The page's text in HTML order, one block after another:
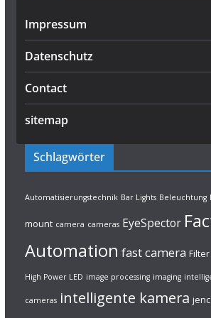
Impressum
Datenschutz
Contact
sitemap
Schlagwörter
Automatisierungstechnik Bar Lights Beleuchtung
mount camera cameras EyeSpector
Automation fast camera Filter
High Power LED image processing imaging
cameras intelligente kamera